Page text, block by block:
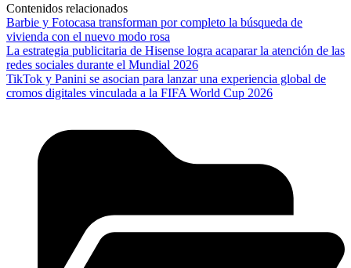
Contenidos relacionados
Barbie y Fotocasa transforman por completo la búsqueda de
vivienda con el nuevo modo rosa
La estrategia publicitaria de Hisense logra acaparar la atención de las
redes sociales durante el Mundial 2026
TikTok y Panini se asocian para lanzar una experiencia global de
cromos digitales vinculada a la FIFA World Cup 2026